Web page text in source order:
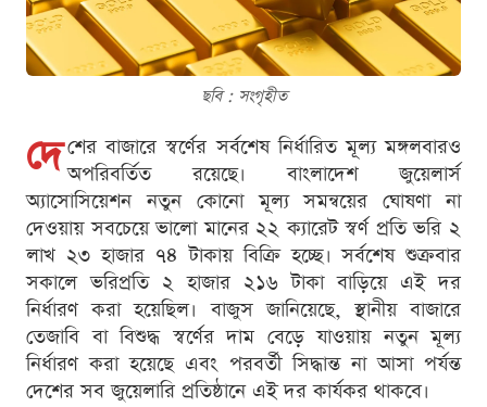
ছবি : সংগৃহীত
দে শের বাজারে স্বর্ণের সর্বশেষ নির্ধারিত মূল্য মঙ্গলবারও
অপরিবর্তিত রয়েছে। বাংলাদেশ জুয়েলার্স
অ্যাসোসিয়েশন নতুন কোনো মূল্য সমন্বয়ের ঘোষণা না
দেওয়ায় সবচেয়ে ভালো মানের ২২ ক্যারেট স্বর্ণ প্রতি ভরি ২
লাখ ২৩ হাজার ৭৪ টাকায় বিক্রি হচ্ছে। সর্বশেষ শুক্রবার
সকালে ভরিপ্রতি ২ হাজার ২১৬ টাকা বাড়িয়ে এই দর
নির্ধারণ করা হয়েছিল। বাজুস জানিয়েছে, স্থানীয় বাজারে
তেজাবি বা বিশুদ্ধ স্বর্ণের দাম বেড়ে যাওয়ায় নতুন মূল্য
নির্ধারণ করা হয়েছে এবং পরবর্তী সিদ্ধান্ত না আসা পর্যন্ত
দেশের সব জুয়েলারি প্রতিষ্ঠানে এই দর কার্যকর থাকবে।